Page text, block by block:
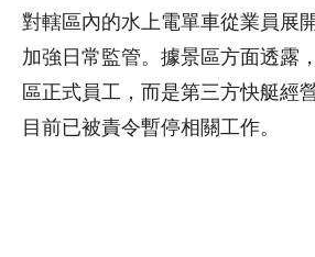
對轄區內的水上電單車從業員展
加強日常監管。據景區方面透露
區正式員工，而是第三方快艇經
目前已被責令暫停相關工作。